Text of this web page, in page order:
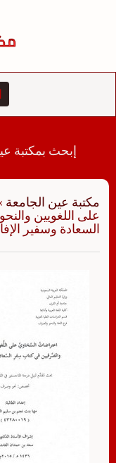
إبحث بمكتبة عين
مكتبة عين الجامعة
على اللغويين
السعادة وسفير